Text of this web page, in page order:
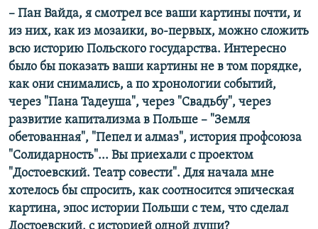
– Пан Вайда, я смотрел все ваши картины почти, и
из них, как из мозаики, во-первых, можно сложить
всю историю Польского государства. Интересно
было бы показать ваши картины не в том порядке,
как они снимались, а по хронологии событий,
через "Пана Тадеуша", через "Свадьбу", через
развитие капитализма в Польше – "Земля
обетованная", "Пепел и алмаз", история профсоюза
"Солидарность"... Вы приехали с проектом
"Достоевский. Театр совести". Для начала мне
хотелось бы спросить, как соотносится эпическая
картина, эпос истории Польши с тем, что сделал